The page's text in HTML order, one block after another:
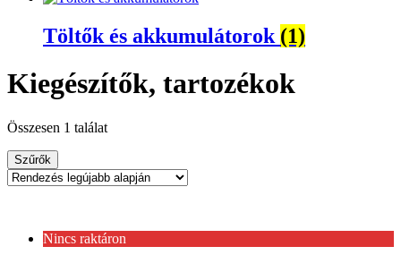
Töltők és akkumulátorok (1)
Kiegészítők, tartozékok
Összesen 1 találat
Szűrők
Nincs raktáron